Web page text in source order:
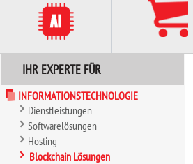
IHR EXPERTE FÜR
INFORMATIONSTECHNOLOGIE
Dienstleistungen
Softwarelösungen
Hosting
Blockchain Lösungen